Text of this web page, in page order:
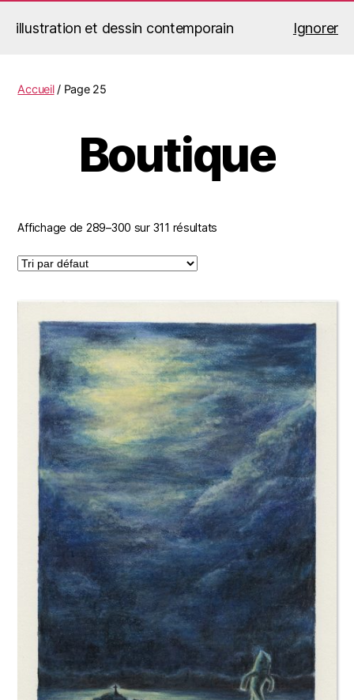
illustration et dessin contemporain Ignorer
Jérémy Le Corvaisier
Accueil/ Page 25
Boutique
Affichage de 289–300 sur 311 résultats